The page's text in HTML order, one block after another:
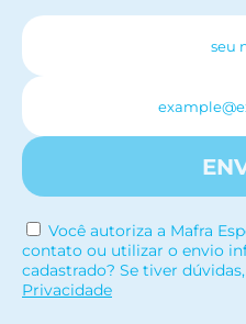
Você autoriza a Mafra
contato ou utilizar o envio
cadastrado? Se tiver
Privacidade